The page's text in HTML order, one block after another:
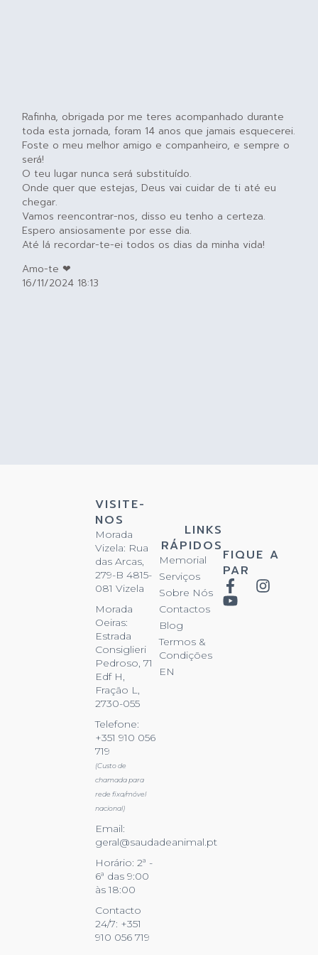
Rafinha, obrigada por me teres acompanhado durante
toda esta jornada, foram 14 anos que jamais esquecerei.
Foste o meu melhor amigo e companheiro, e sempre o
será!
O teu lugar nunca será substituído.
Onde quer que estejas, Deus vai cuidar de ti até eu
chegar.
Vamos reencontrar-nos, disso eu tenho a certeza.
Espero ansiosamente por esse dia.
Até lá recordar-te-ei todos os dias da minha vida!
Amo-te ❤
16/11/2024 18:13
VISITE-
NOS
Morada
Vizela: Rua
das Arcas,
279-B 4815-
081 Vizela
Morada
Oeiras:
Estrada
Consiglieri
Pedroso, 71
Edf H,
Fração L,
2730-055
Telefone:
+351 910 056
719
(Custo de
chamada para
rede fixa/móvel
nacional)
Email:
geral@saudadeanimal.pt
Horário: 2ª -
6ª das 9:00
às 18:00
Contacto
24/7: +351
910 056 719
LINKS
RÁPIDOS
Memorial
Serviços
Sobre Nós
Contactos
Blog
Termos &
Condições
EN
FIQUE A
PAR